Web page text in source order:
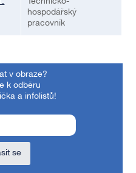
hospodářský
pracovník
v obraze?
k odběru
a infolistů!
se